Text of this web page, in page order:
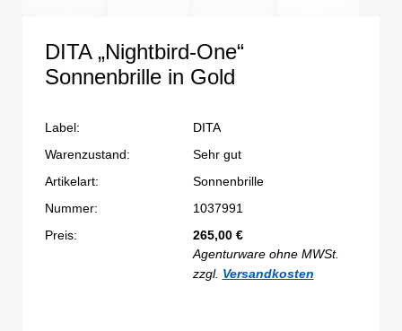
DITA „Nightbird-One“
Sonnenbrille in Gold
Label:
DITA
Warenzustand:
Sehr gut
Artikelart:
Sonnenbrille
Nummer:
1037991
Preis:
265,00 €
Agenturware ohne MWSt.
zzgl. Versandkosten